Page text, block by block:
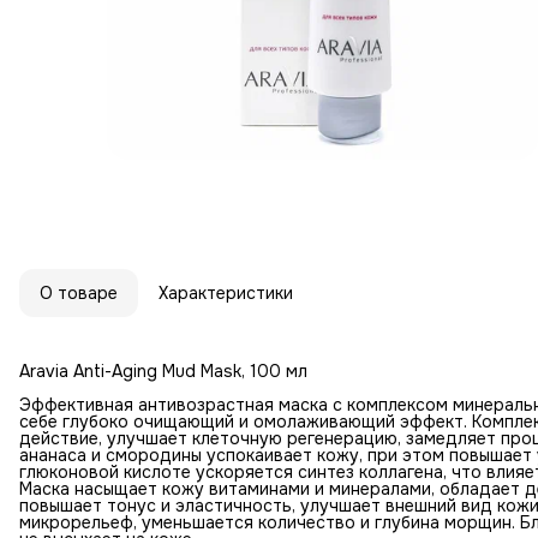
О товаре Характеристики
Aravia Anti-Aging Mud Mask, 100 мл
Эффективная антивозрастная маска с комплексом
себе глубоко очищающий и омолаживающий эффект.
действие, улучшает клеточную регенерацию, замедляет
ананаса и смородины успокаивает кожу, при этом
глюконовой кислоте ускоряется синтез коллагена, что
Маска насыщает кожу витаминами и минералами,
повышает тонус и эластичность, улучшает внешний вид
микрорельеф, уменьшается количество и глубина морщин.